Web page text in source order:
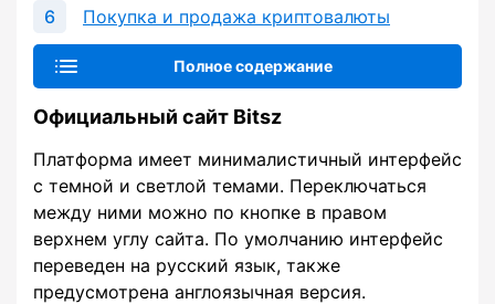
Покупка и продажа криптовалюты
Полное содержание
Официальный сайт Bitsz
Платформа имеет минималистичный интерфейс
с темной и светлой темами. Переключаться
между ними можно по кнопке в правом
верхнем углу сайта. По умолчанию интерфейс
переведен на русский язык, также
предусмотрена англоязычная версия.